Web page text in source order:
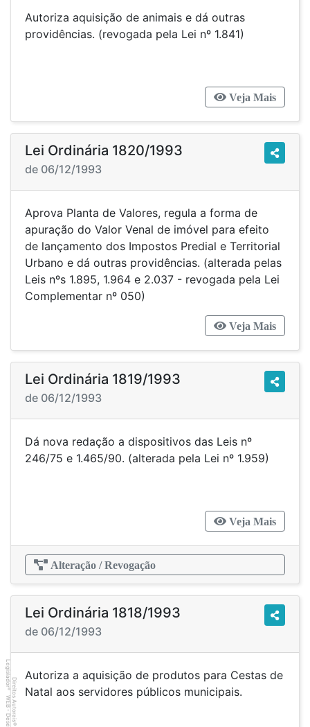
Autoriza aquisição de animais e dá outras
providências. (revogada pela Lei nº 1.841)
Veja Mais
Lei Ordinária 1820/1993
de 06/12/1993
Aprova Planta de Valores, regula a forma de
apuração do Valor Venal de imóvel para efeito
de lançamento dos Impostos Predial e Territorial
Urbano e dá outras providências. (alterada pelas
Leis nºs 1.895, 1.964 e 2.037 - revogada pela Lei
Complementar nº 050)
Veja Mais
Lei Ordinária 1819/1993
de 06/12/1993
Dá nova redação a dispositivos das Leis nº
246/75 e 1.465/90. (alterada pela Lei nº 1.959)
Veja Mais
Alteração / Revogação
Lei Ordinária 1818/1993
de 06/12/1993
Autoriza a aquisição de produtos para Cestas de
Natal aos servidores públicos municipais.
Direitos Autorais
©
Legislador
®